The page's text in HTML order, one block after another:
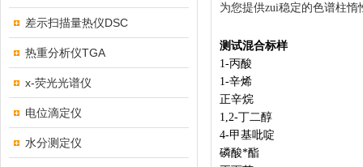
差示扫描量热仪DSC
热重分析仪TGA
x-荧光光谱仪
电位滴定仪
水分测定仪
为您提供zui稳定的色谱柱惰
测试混合标样
1-丙酸
1-辛烯
正辛烷
1,2-丁二醇
4-甲基吡啶
磷酸*酯